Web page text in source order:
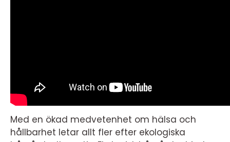
Med en ökad medvetenhet om hälsa och
hållbarhet letar allt fler efter ekologiska